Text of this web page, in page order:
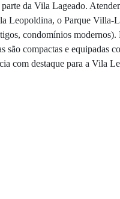
da Vila Lageado.
Leopoldina, o Parque
condomínios
são compactas e equipadas
com destaque para a Vila